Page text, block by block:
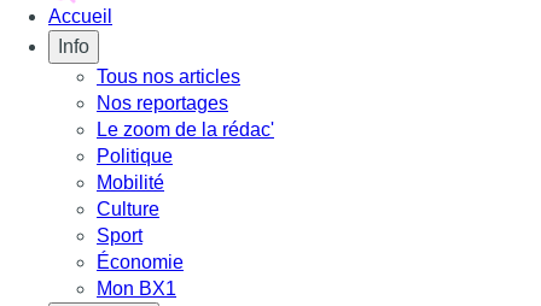
Accueil
Info
Tous nos articles
Nos reportages
Le zoom de la rédac'
Politique
Mobilité
Culture
Sport
Économie
Mon BX1